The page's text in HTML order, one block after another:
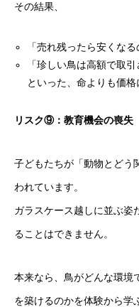
その結果、
「売れ残ったら安くなる
「珍しい鳥は高額で取引
といった、命よりも価格
リスク⑨：教育機会の喪失
子どもたちが「動物とどう
われています。
ガラスケース越しに並ぶ姿
ることはできません。
本来なら、鳥がどんな環境
を築けるのかを体験から学